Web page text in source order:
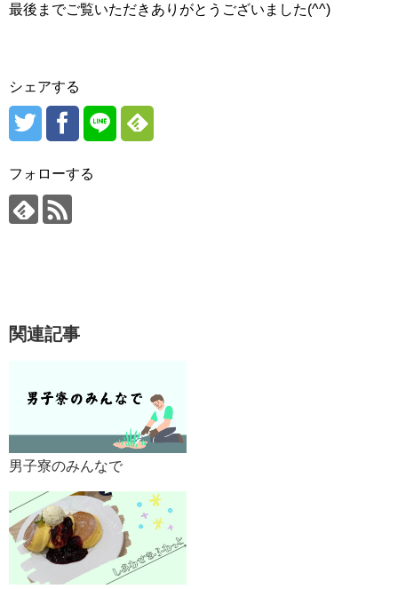
最後までご覧いただきありがとうございました(^^)
シェアする
フォローする
関連記事
男子寮のみんなで